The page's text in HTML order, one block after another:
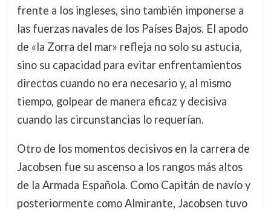
frente a los ingleses, sino también imponerse a
las fuerzas navales de los Países Bajos. El apodo
de «la Zorra del mar» refleja no solo su astucia,
sino su capacidad para evitar enfrentamientos
directos cuando no era necesario y, al mismo
tiempo, golpear de manera eficaz y decisiva
cuando las circunstancias lo requerían.
Otro de los momentos decisivos en la carrera de
Jacobsen fue su ascenso a los rangos más altos
de la Armada Española. Como Capitán de navío y
posteriormente como Almirante, Jacobsen tuvo